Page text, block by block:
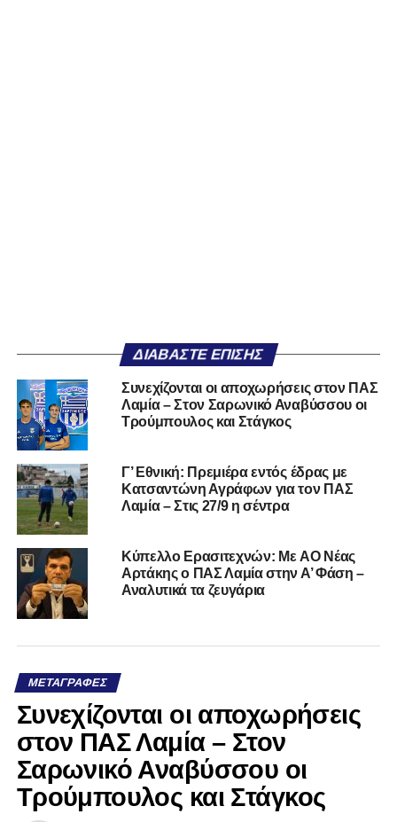
ΔΙΑΒΆΣΤΕ ΕΠΊΣΗΣ
Συνεχίζονται οι αποχωρήσεις στον ΠΑΣ
Λαμία – Στον Σαρωνικό Αναβύσσου οι
Τρούμπουλος και Στάγκος
Γ’ Εθνική: Πρεμιέρα εντός έδρας με
Κατσαντώνη Αγράφων για τον ΠΑΣ
Λαμία – Στις 27/9 η σέντρα
Kύπελλο Ερασιτεχνών: Με AO Nέας
Αρτάκης ο ΠΑΣ Λαμία στην Α’ Φάση –
Αναλυτικά τα ζευγάρια
ΜΕΤΑΓΡΑΦΈΣ
Συνεχίζονται οι αποχωρήσεις
στον ΠΑΣ Λαμία – Στον
Σαρωνικό Αναβύσσου οι
Τρούμπουλος και Στάγκος